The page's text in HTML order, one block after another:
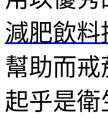
減肥飲料
幫助而戒
起乎是